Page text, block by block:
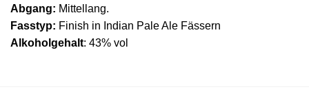
Abgang: Mittellang.
Fasstyp: Finish in Indian Pale Ale Fässern
Alkoholgehalt: 43% vol